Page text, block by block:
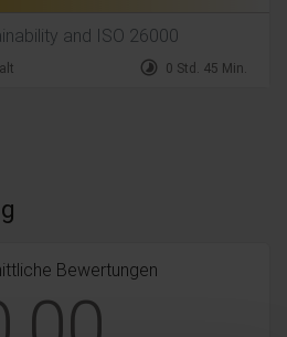
and ISO 26000
timelapse 0 Std. 45 Min.
Bewertungen